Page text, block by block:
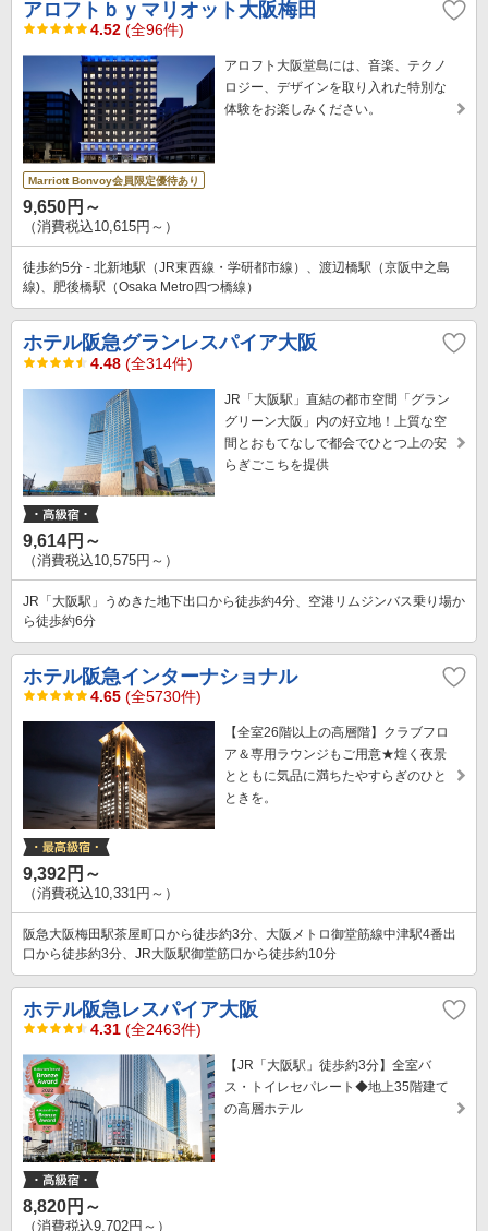
アロフトｂｙマリオット大阪梅田
4.52 (全96件)
アロフト大阪堂島には、音楽、テクノ
ロジー、デザインを取り入れた特別な
体験をお楽しみください。
Marriott Bonvoy会員限定優待あり
9,650円～
（消費税込10,615円～）
徒歩約5分 - 北新地駅（JR東西線・学研都市線）、渡辺橋駅（京阪中之島
線)、肥後橋駅（Osaka Metro四つ橋線）
ホテル阪急グランレスパイア大阪
4.48 (全314件)
JR「大阪駅」直結の都市空間「グラン
グリーン大阪」内の好立地！上質な空
間とおもてなしで都会でひとつ上の安
らぎごこちを提供
9,614円～
（消費税込10,575円～）
JR「大阪駅」うめきた地下出口から徒歩約4分、空港リムジンバス乗り場か
ら徒歩約6分
ホテル阪急インターナショナル
4.65 (全5730件)
【全室26階以上の高層階】クラブフロ
ア＆専用ラウンジもご用意★煌く夜景
とともに気品に満ちたやすらぎのひと
ときを。
9,392円～
（消費税込10,331円～）
阪急大阪梅田駅茶屋町口から徒歩約3分、大阪メトロ御堂筋線中津駅4番出
口から徒歩約3分、JR大阪駅御堂筋口から徒歩約10分
ホテル阪急レスパイア大阪
4.31 (全2463件)
【JR「大阪駅」徒歩約3分】全室バ
ス・トイレセパレート◆地上35階建て
の高層ホテル
8,820円～
（消費税込9,702円～）